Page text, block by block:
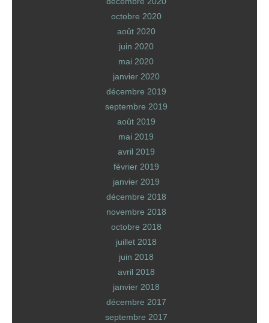
octobre 2020
août 2020
juin 2020
mai 2020
janvier 2020
décembre 2019
septembre 2019
août 2019
mai 2019
avril 2019
février 2019
janvier 2019
décembre 2018
novembre 2018
octobre 2018
juillet 2018
juin 2018
avril 2018
janvier 2018
décembre 2017
septembre 2017